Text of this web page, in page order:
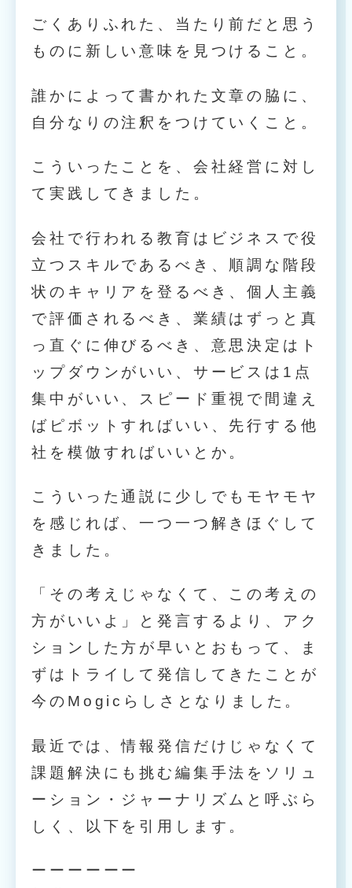
ごくありふれた、当たり前だと思う
ものに新しい意味を見つけること。
誰かによって書かれた文章の脇に、
自分なりの注釈をつけていくこと。
こういったことを、会社経営に対し
て実践してきました。
会社で行われる教育はビジネスで役
立つスキルであるべき、順調な階段
状のキャリアを登るべき、個人主義
で評価されるべき、業績はずっと真
っ直ぐに伸びるべき、意思決定はト
ップダウンがいい、サービスは1点
集中がいい、スピード重視で間違え
ばピボットすればいい、先行する他
社を模倣すればいいとか。
こういった通説に少しでもモヤモヤ
を感じれば、一つ一つ解きほぐして
きました。
「その考えじゃなくて、この考えの
方がいいよ」と発言するより、アク
ションした方が早いとおもって、ま
ずはトライして発信してきたことが
今のMogicらしさとなりました。
最近では、情報発信だけじゃなくて
課題解決にも挑む編集手法をソリュ
ーション・ジャーナリズムと呼ぶら
しく、以下を引用します。
ーーーーーー